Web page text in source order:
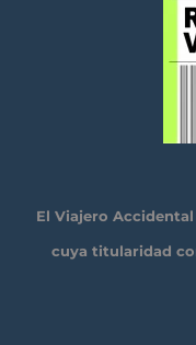
El Viajero
cuya titularidad